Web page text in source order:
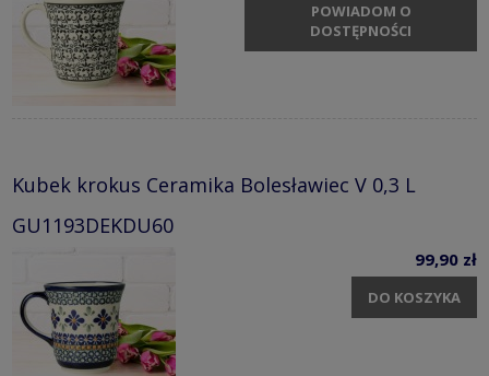
POWIADOM O
DOSTĘPNOŚCI
Kubek krokus Ceramika Bolesławiec V 0,3 L
GU1193DEKDU60
99,90 zł
DO KOSZYKA